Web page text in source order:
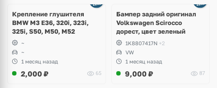
Крепление глушителя
BMW M3 E36, 320i, 323i,
325i, S50, M50, M52
~
~
1 месяц назад
2,000 ₽ 65
Бампер задний оригинал
Volkswagen Scirocco
дорест, цвет зеленый
1K8807417N +2
VW
1 месяц назад
9,000 ₽ 87